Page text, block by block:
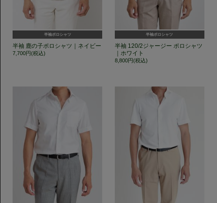
半袖ポロシャツ
半袖 鹿の子ポロシャツ｜ネイビー
7,700円(税込)
半袖ポロシャツ
半袖 120/2ジャージー ポロシャツ
｜ホワイト
8,800円(税込)